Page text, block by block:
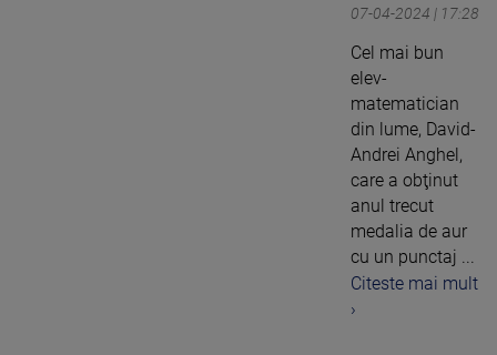
07-04-2024 | 17:28
Cel mai bun
elev-
matematician
din lume, David-
Andrei Anghel,
care a obţinut
anul trecut
medalia de aur
cu un punctaj ...
Citeste mai mult
›